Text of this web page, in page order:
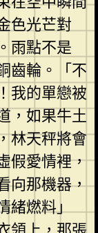
色光芒對
雨點不是
齒輪。「不
我的單戀被
，如果牛土
林天秤將會
假愛情裡，
向那機器，
緒燃料」